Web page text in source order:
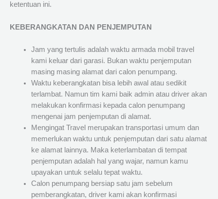
ketentuan ini.
KEBERANGKATAN DAN PENJEMPUTAN
Jam yang tertulis adalah waktu armada mobil travel
kami keluar dari garasi. Bukan waktu penjemputan
masing masing alamat dari calon penumpang.
Waktu keberangkatan bisa lebih awal atau sedikit
terlambat. Namun tim kami baik admin atau driver akan
melakukan konfirmasi kepada calon penumpang
mengenai jam penjemputan di alamat.
Mengingat Travel merupakan transportasi umum dan
memerlukan waktu untuk penjemputan dari satu alamat
ke alamat lainnya. Maka keterlambatan di tempat
penjemputan adalah hal yang wajar, namun kamu
upayakan untuk selalu tepat waktu.
Calon penumpang bersiap satu jam sebelum
pemberangkatan, driver kami akan konfirmasi